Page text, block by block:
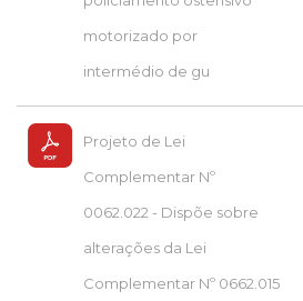
motorizado por
intermédio de gu
Projeto de Lei
Complementar Nº
0062.022 - Dispõe sobre
alterações da Lei
Complementar Nº 0662.015